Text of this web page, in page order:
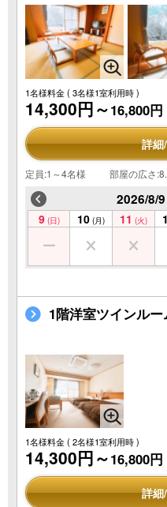
1名様料金( 3名様1室利用時 )
14,300円～16,800円
詳細
定員:1～4名様 部屋の広さ
2026/8/
9 (日) 10 (月) 11 (火)
1階洋室ツインルー
1名様料金( 2名様1室利用時 )
14,300円～16,800円
詳細